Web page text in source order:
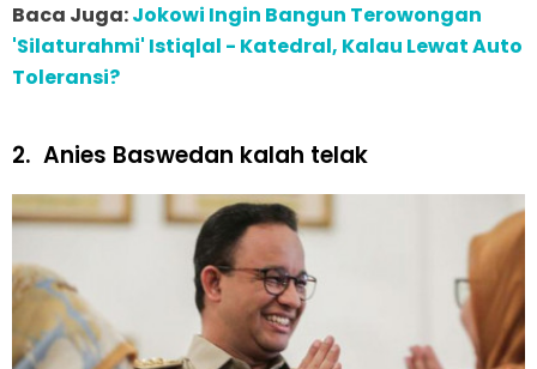
Baca Juga:Jokowi Ingin Bangun Terowongan
'Silaturahmi' Istiqlal - Katedral, Kalau Lewat Auto
Toleransi?
2. Anies Baswedan kalah telak